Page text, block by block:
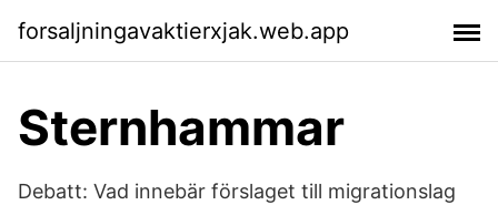
forsaljningavaktierxjak.web.app
Sternhammar
Debatt: Vad innebär förslaget till migrationslag